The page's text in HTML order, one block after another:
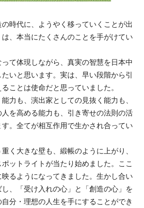
時代に、ようやく移っていくことが出
、本当にたくさんのことを手がけてい
て体現しながら、真実の智慧を日本中
いと思います。実は、早い段階から引
ことは使命だと思っていました。
力も、演出家としての見抜く能力も、
を高める能力も、引き寄せの法則の活
。全てが相互作用で生かされ合ってい
く大きな壁も、緞帳のように上がり、
ットライトが当たり始めました。ここ
るようになってきました。生かし合い
、「受け入れの心」と「創造の心」を
分・理想の人生を手にすることができ